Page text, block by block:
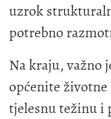
uzrok
potrebno
Na kraju, važno
općenite
tjelesnu težinu i